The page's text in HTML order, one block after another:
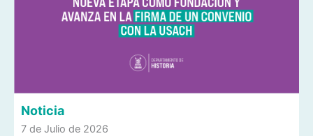
Noticia
7 de Julio de 2026